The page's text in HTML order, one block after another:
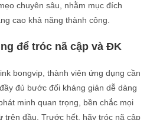
chuyên sâu, nhằm mục đích
cao khả năng thành công.
để tróc nã cập và ĐK
bongvip, thành viên ứng dụng cần
đủ bước đối kháng giản dễ dàng
minh quan trọng, bền chắc mọi
trên đầu. Trước hết, hãy tróc nã cập